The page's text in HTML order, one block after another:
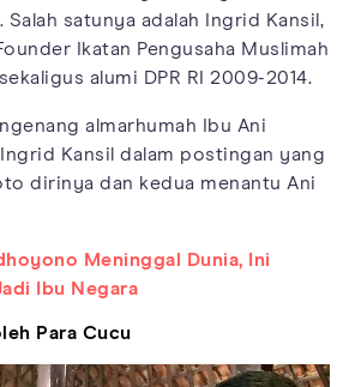
Salah satunya adalah Ingrid Kansil,
Ikatan Pengusaha Muslimah
alumi DPR RI 2009-2014.
almarhumah Ibu Ani
Kansil dalam postingan yang
dirinya dan kedua menantu Ani
Meninggal Dunia, Ini
Ibu Negara
Para Cucu